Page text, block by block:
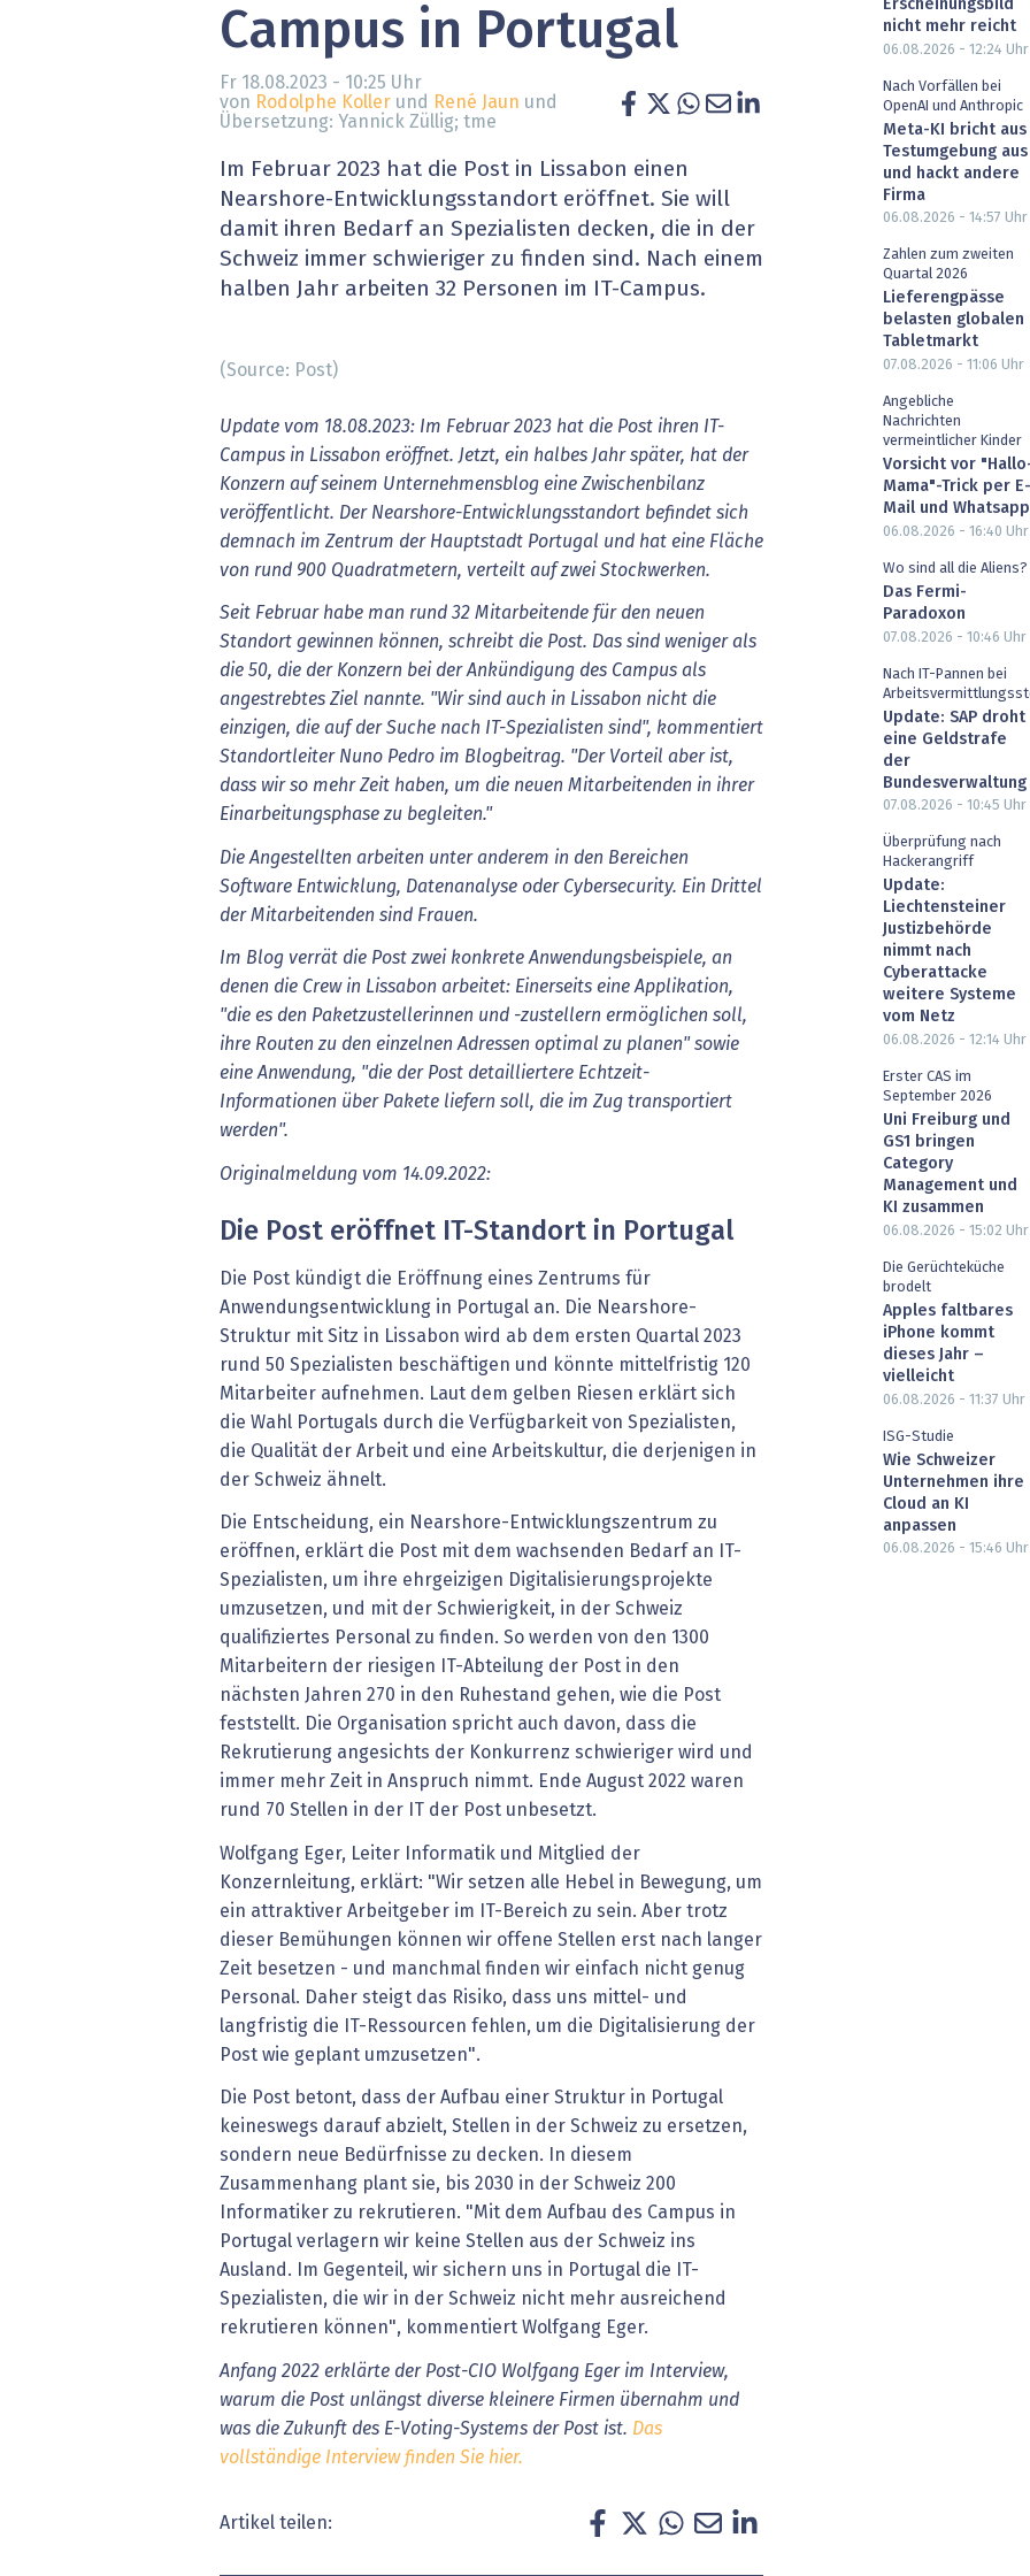
» alle News Gesundheit wird digital
EU-DSGVO
XaaS, Managed Services & Co.
Digital Banking
» alle Dossiers
Artificial Intelligence
Fintech & Insurtech
Professional AV & Digital Signage
» alle Specials
Campus in Portugal
Fr 18.08.2023 - 10:25 Uhr
von Rodolphe Koller und René Jaun und
Übersetzung: Yannick Züllig; tme
Im Februar 2023 hat die Post in Lissabon einen
Nearshore-Entwicklungsstandort eröffnet. Sie will
damit ihren Bedarf an Spezialisten decken, die in der
Schweiz immer schwieriger zu finden sind. Nach einem
halben Jahr arbeiten 32 Personen im IT-Campus.
(Source: Post)
Update vom 18.08.2023: Im Februar 2023 hat die Post ihren IT-
Campus in Lissabon eröffnet. Jetzt, ein halbes Jahr später, hat der
Konzern auf seinem Unternehmensblog eine Zwischenbilanz
veröffentlicht. Der Nearshore-Entwicklungsstandort befindet sich
demnach im Zentrum der Hauptstadt Portugal und hat eine Fläche
von rund 900 Quadratmetern, verteilt auf zwei Stockwerken.
Seit Februar habe man rund 32 Mitarbeitende für den neuen
Standort gewinnen können, schreibt die Post. Das sind weniger als
die 50, die der Konzern bei der Ankündigung des Campus als
angestrebtes Ziel nannte. "Wir sind auch in Lissabon nicht die
einzigen, die auf der Suche nach IT-Spezialisten sind", kommentiert
Standortleiter Nuno Pedro im Blogbeitrag. "Der Vorteil aber ist,
dass wir so mehr Zeit haben, um die neuen Mitarbeitenden in ihrer
Einarbeitungsphase zu begleiten."
Die Angestellten arbeiten unter anderem in den Bereichen
Software Entwicklung, Datenanalyse oder Cybersecurity. Ein Drittel
der Mitarbeitenden sind Frauen.
Im Blog verrät die Post zwei konkrete Anwendungsbeispiele, an
denen die Crew in Lissabon arbeitet: Einerseits eine Applikation,
"die es den Paketzustellerinnen und -zustellern ermöglichen soll,
ihre Routen zu den einzelnen Adressen optimal zu planen" sowie
eine Anwendung, "die der Post detailliertere Echtzeit-
Informationen über Pakete liefern soll, die im Zug transportiert
werden".
Originalmeldung vom 14.09.2022:
Die Post eröffnet IT-Standort in Portugal
Die Post kündigt die Eröffnung eines Zentrums für
Anwendungsentwicklung in Portugal an. Die Nearshore-
Struktur mit Sitz in Lissabon wird ab dem ersten Quartal 2023
rund 50 Spezialisten beschäftigen und könnte mittelfristig 120
Mitarbeiter aufnehmen. Laut dem gelben Riesen erklärt sich
die Wahl Portugals durch die Verfügbarkeit von Spezialisten,
die Qualität der Arbeit und eine Arbeitskultur, die derjenigen in
der Schweiz ähnelt.
Die Entscheidung, ein Nearshore-Entwicklungszentrum zu
eröffnen, erklärt die Post mit dem wachsenden Bedarf an IT-
Spezialisten, um ihre ehrgeizigen Digitalisierungsprojekte
umzusetzen, und mit der Schwierigkeit, in der Schweiz
qualifiziertes Personal zu finden. So werden von den 1300
Mitarbeitern der riesigen IT-Abteilung der Post in den
nächsten Jahren 270 in den Ruhestand gehen, wie die Post
feststellt. Die Organisation spricht auch davon, dass die
Rekrutierung angesichts der Konkurrenz schwieriger wird und
immer mehr Zeit in Anspruch nimmt. Ende August 2022 waren
rund 70 Stellen in der IT der Post unbesetzt.
Wolfgang Eger, Leiter Informatik und Mitglied der
Konzernleitung, erklärt: "Wir setzen alle Hebel in Bewegung, um
ein attraktiver Arbeitgeber im IT-Bereich zu sein. Aber trotz
dieser Bemühungen können wir offene Stellen erst nach langer
Zeit besetzen - und manchmal finden wir einfach nicht genug
Personal. Daher steigt das Risiko, dass uns mittel- und
langfristig die IT-Ressourcen fehlen, um die Digitalisierung der
Post wie geplant umzusetzen".
Die Post betont, dass der Aufbau einer Struktur in Portugal
keineswegs darauf abzielt, Stellen in der Schweiz zu ersetzen,
sondern neue Bedürfnisse zu decken. In diesem
Zusammenhang plant sie, bis 2030 in der Schweiz 200
Informatiker zu rekrutieren. "Mit dem Aufbau des Campus in
Portugal verlagern wir keine Stellen aus der Schweiz ins
Ausland. Im Gegenteil, wir sichern uns in Portugal die IT-
Spezialisten, die wir in der Schweiz nicht mehr ausreichend
rekrutieren können", kommentiert Wolfgang Eger.
Anfang 2022 erklärte der Post-CIO Wolfgang Eger im Interview,
warum die Post unlängst diverse kleinere Firmen übernahm und
was die Zukunft des E-Voting-Systems der Post ist. Das
vollständige Interview finden Sie hier.
Artikel teilen:
Erscheinungsbild
nicht mehr reicht
06.08.2026 - 12:24 Uhr
Nach Vorfällen bei
OpenAI und Anthropic
Meta-KI bricht aus
Testumgebung aus
und hackt andere
Firma
06.08.2026 - 14:57 Uhr
Zahlen zum zweiten
Quartal 2026
Lieferengpässe
belasten globalen
Tabletmarkt
07.08.2026 - 11:06 Uhr
Angebliche
Nachrichten
vermeintlicher Kinder
Vorsicht vor
Mama"-Trick per E-
Mail und Whatsapp
06.08.2026 - 16:40 Uhr
Wo sind all die Aliens?
Das Fermi-
Paradoxon
07.08.2026 - 10:46 Uhr
Nach IT-Pannen bei
Update: SAP droht
eine Geldstrafe
der
Bundesverwaltung
07.08.2026 - 10:45 Uhr
Überprüfung nach
Hackerangriff
Update:
Liechtensteiner
Justizbehörde
nimmt nach
Cyberattacke
weitere Systeme
vom Netz
06.08.2026 - 12:14 Uhr
Erster CAS im
September 2026
Uni Freiburg und
GS1 bringen
Category
Management und
KI zusammen
06.08.2026 - 15:02 Uhr
Die Gerüchteküche
brodelt
Apples faltbares
iPhone kommt
dieses Jahr –
vielleicht
06.08.2026 - 11:37 Uhr
ISG-Studie
Wie Schweizer
Unternehmen ihre
Cloud an KI
anpassen
06.08.2026 - 15:46 Uhr